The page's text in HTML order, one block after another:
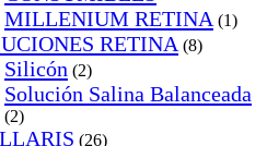
MILLENIUM RETINA (1)
RETINA (8)
Silicón (2)
Solución Salina Balanceada
(2)
(26)